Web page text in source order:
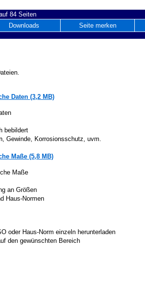
84 Seiten
Downloads Seite merken
Daten (3,2 MB)
bebildert
Gewinde, Korrosionsschutz, uvm.
Maße (5,8 MB)
Maße
an Größen
Haus-Normen
oder Haus-Norm einzeln herunterladen
den gewünschten Bereich